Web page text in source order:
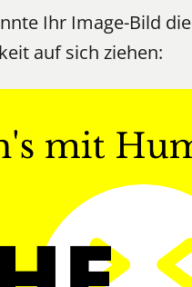
Ihr Image-Bild die
auf sich ziehen: